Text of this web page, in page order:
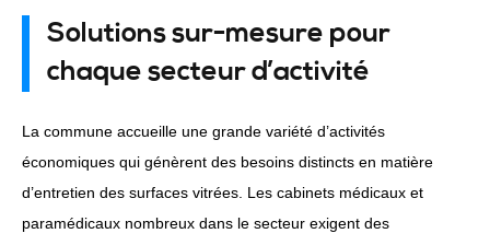
Solutions sur-mesure pour
chaque secteur d’activité
La commune accueille une grande variété d’activités
économiques qui génèrent des besoins distincts en matière
d’entretien des surfaces vitrées. Les cabinets médicaux et
paramédicaux nombreux dans le secteur exigent des